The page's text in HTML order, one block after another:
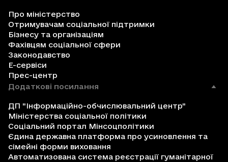
Про міністерство
Отримувачам соціальної підтримки
Бізнесу та організаціям
Фахівцям соціальної сфери
Законодавство
Е-сервіси
Прес-центр
Додаткові посилання
ДП "Інформаційно-обчислювальний центр"
Міністерства соціальної політики
Соціальний портал Мінсоцполітики
Єдина державна платформа про усиновлення та
сімейні форми виховання
Автоматизована система реєстрації гуманітарної